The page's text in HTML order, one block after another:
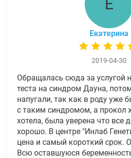
Екатерина
2019-04-30
Обращалась сюда за услугой
теста на синдром Дауна,
напугали, так как в роду уже
с таким синдромом, а прокол
хотела, была уверена что все
хорошо. В центре "Инлаб
цена и самый короткий срок.
Всю оставшуюся